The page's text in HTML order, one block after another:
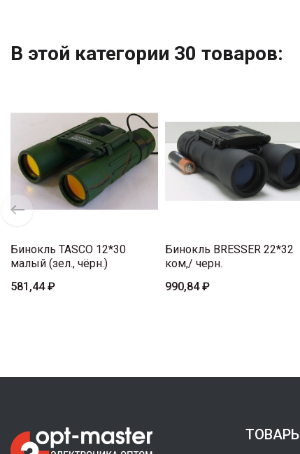
В этой категории 30 товаров:
Бинокль TASCO 12*30
малый (зел., чёрн.)
581,44 ₽
Бинокль BRESSER 22*32
ком,/ черн.
990,84 ₽
ТОВАРЫ